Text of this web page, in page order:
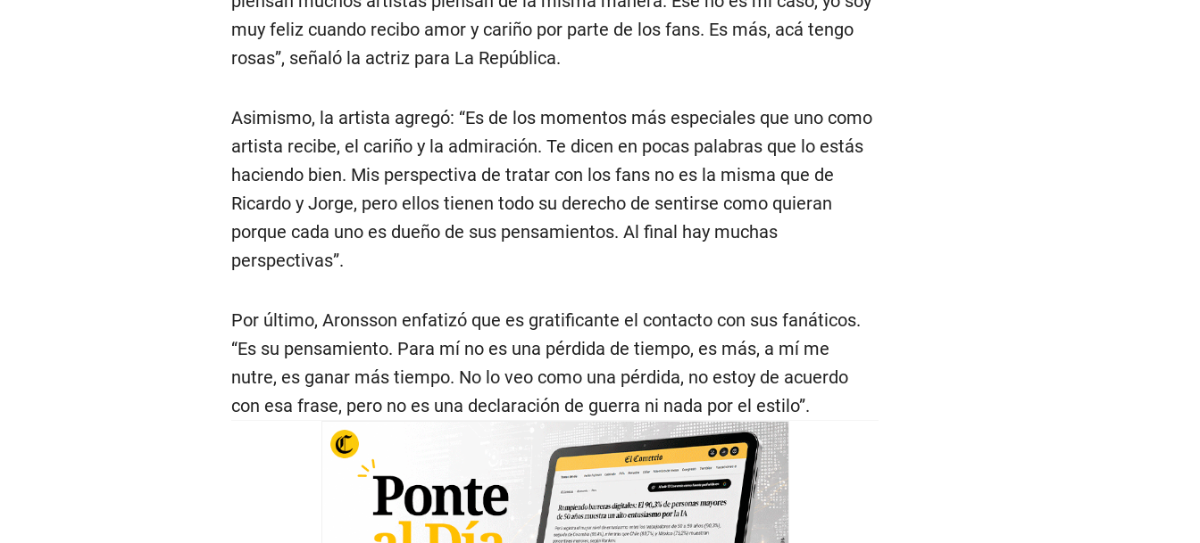
muy feliz cuando recibo amor y cariño por parte de los fans. Es más, acá tengo
rosas”, señaló la actriz para La República.
Asimismo, la artista agregó: “Es de los momentos más especiales que uno como
artista recibe, el cariño y la admiración. Te dicen en pocas palabras que lo estás
haciendo bien. Mis perspectiva de tratar con los fans no es la misma que de
Ricardo y Jorge, pero ellos tienen todo su derecho de sentirse como quieran
porque cada uno es dueño de sus pensamientos. Al final hay muchas
perspectivas”.
Por último, Aronsson enfatizó que es gratificante el contacto con sus fanáticos.
“Es su pensamiento. Para mí no es una pérdida de tiempo, es más, a mí me
nutre, es ganar más tiempo. No lo veo como una pérdida, no estoy de acuerdo
con esa frase, pero no es una declaración de guerra ni nada por el estilo”.